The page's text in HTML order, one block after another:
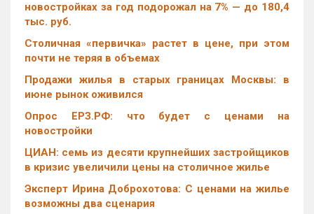
новостройках за год подорожал на 7% — до 180,4
тыс. руб.
Столичная «первичка» растет в цене, при этом
почти не теряя в объемах
Продажи жилья в старых границах Москвы: в
июне рынок оживился
Опрос ЕРЗ.РФ: что будет с ценами на
новостройки
ЦИАН: семь из десяти крупнейших застройщиков
в кризис увеличили цены на столичное жилье
Эксперт Ирина Доброхотова: С ценами на жилье
возможны два сценария